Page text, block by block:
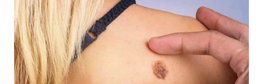
TANJUNG
LESUNG
WN
KARO